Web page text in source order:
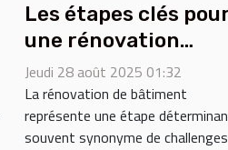
Les étapes clés
une rénovation
réussie de bâtiment
Jeudi 28 août 2025 01:32
La rénovation de bâtiment
représente une étape
souvent synonyme de